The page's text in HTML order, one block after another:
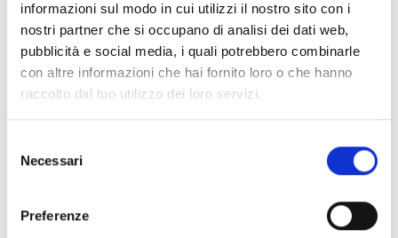
informazioni sul modo in cui utilizzi il nostro sito con i
nostri partner che si occupano di analisi dei dati web,
pubblicità e social media, i quali potrebbero combinarle
con altre informazioni che hai fornito loro o che hanno
raccolto dal tuo utilizzo dei loro servizi.
delNecessari
Preferenze